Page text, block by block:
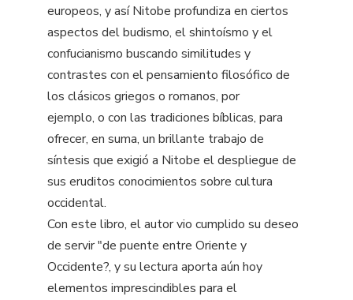
europeos, y así Nitobe profundiza en ciertos
aspectos del budismo, el shintoísmo y el
confucianismo buscando similitudes y
contrastes con el pensamiento filosófico de
los clásicos griegos o romanos, por
ejemplo, o con las tradiciones bíblicas, para
ofrecer, en suma, un brillante trabajo de
síntesis que exigió a Nitobe el despliegue de
sus eruditos conocimientos sobre cultura
occidental.
Con este libro, el autor vio cumplido su deseo
de servir "de puente entre Oriente y
Occidente?, y su lectura aporta aún hoy
elementos imprescindibles para el